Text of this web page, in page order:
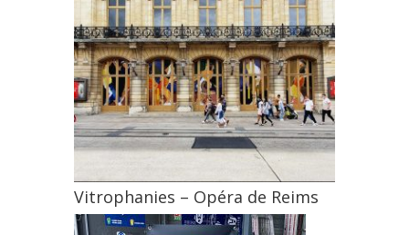
Vitrophanies – Opéra de Reims